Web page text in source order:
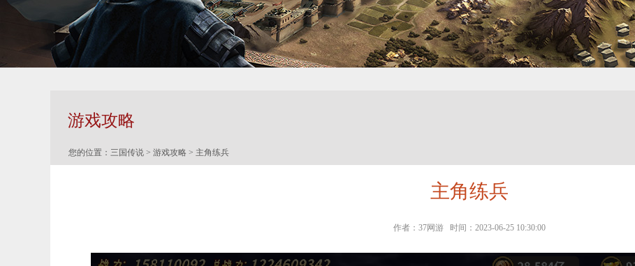
游戏攻略
您的位置： 三国传说 > 游戏攻略 > 主角练兵
主角练兵
作者：37网游 时间：2023-06-25 10:30:00